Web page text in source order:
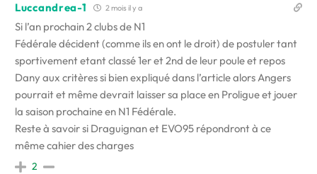
Luccandrea-1 2 mois il y a
Si l’an prochain 2 clubs de N1
Fédérale décident (comme ils en ont le droit) de postuler tant
sportivement etant classé 1er et 2nd de leur poule et repos
Dany aux critères si bien expliqué dans l’article alors Angers
pourrait et même devrait laisser sa place en Proligue et jouer
la saison prochaine en N1 Fédérale.
Reste à savoir si Draguignan et EVO95 répondront à ce
même cahier des charges
2